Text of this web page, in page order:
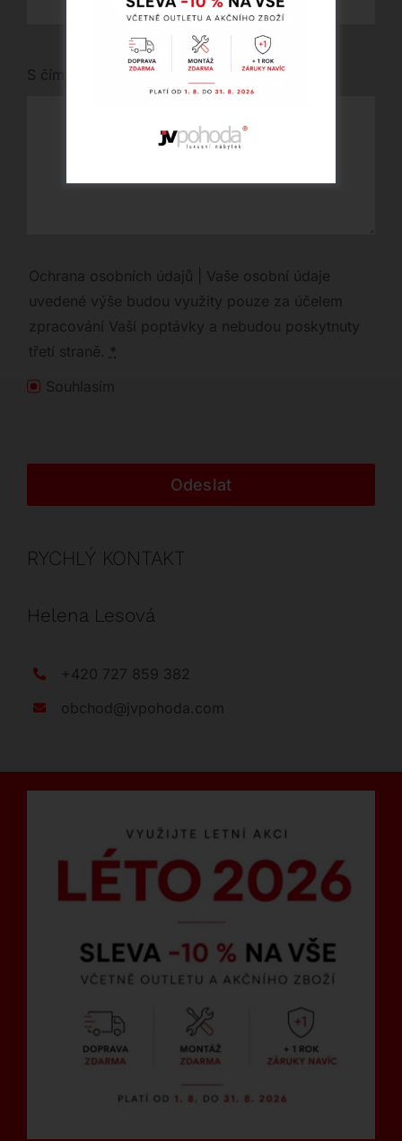
S čím vám můžeme pomoci?
Ochrana osobních údajů | Vaše osobní údaje
uvedené výše budou využity pouze za účelem
zpracování Vaší poptávky a nebudou poskytnuty
třetí straně. *
Souhlasím
Odeslat
RYCHLÝ KONTAKT
Helena Lesová
+420 727 859 382
obchod@jvpohoda.com